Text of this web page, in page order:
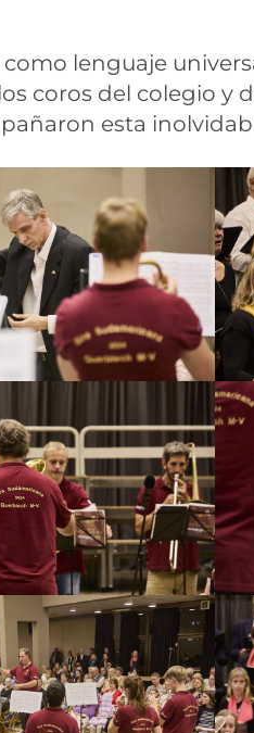
lenguaje
coros del colegio y
esta